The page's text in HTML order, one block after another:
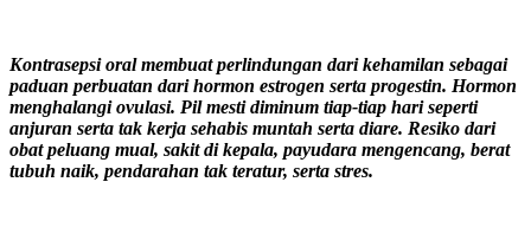
Kontrasepsi oral membuat perlindungan dari kehamilan sebagai
paduan perbuatan dari hormon estrogen serta progestin. Hormon
menghalangi ovulasi. Pil mesti diminum tiap-tiap hari seperti
anjuran serta tak kerja sehabis muntah serta diare. Resiko dari
obat peluang mual, sakit di kepala, payudara mengencang, berat
tubuh naik, pendarahan tak teratur, serta stres.